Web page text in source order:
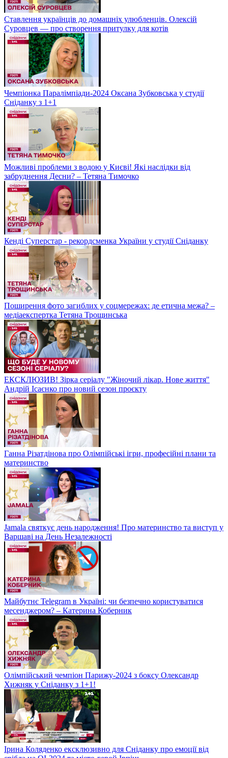
Ставлення українців до домашніх улюбленців. Олексій
Суровцев — про створення притулку для котів
Чемпіонка Паралімпіади-2024 Оксана Зубковська у студії
Сніданку з 1+1
Можливі проблеми з водою у Києві! Які наслідки від
забруднення Десни? – Тетяна Тимочко
Кенді Суперстар - рекордсменка України у студії Сніданку
Поширення фото загиблих у соцмережах: де етична межа? –
медіаекспертка Тетяна Трощинська
ЕКСКЛЮЗИВ! Зірка серіалу "Жіночий лікар. Нове життя"
Андрій Ісаєнко про новий сезон проєкту
Ганна Різатдінова про Олімпійські ігри, професійні плани та
материнство
Jamala святкує день народження! Про материнство та виступ у
Варшаві на День Незалежності
Майбутнє Telegram в Україні: чи безпечно користуватися
месенджером? – Катерина Коберник
Олімпійський чемпіон Парижу-2024 з боксу Олександр
Хижняк у Сніданку з 1+1!
Ірина Коляденко ексклюзивно для Сніданку про емоції від